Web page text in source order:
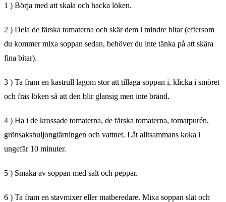
1 ) Börja med att skala och hacka löken.
2 ) Dela de färska tomaterna och skär dem i mindre bitar (eftersom
du kommer mixa soppan sedan, behöver du inte tänka på att skära
fina bitar).
3 ) Ta fram en kastrull lagom stor att tillaga soppan i, klicka i smöret
och fräs löken så att den blir glansig men inte bränd.
4 ) Ha i de krossade tomaterna, de färska tomaterna, tomatpurén,
grönsaksbuljongtärningen och vattnet. Låt alltsammans koka i
ungefär 10 minuter.
5 ) Smaka av soppan med salt och peppar.
6 ) Ta fram en stavmixer eller matberedare. Mixa soppan slät och